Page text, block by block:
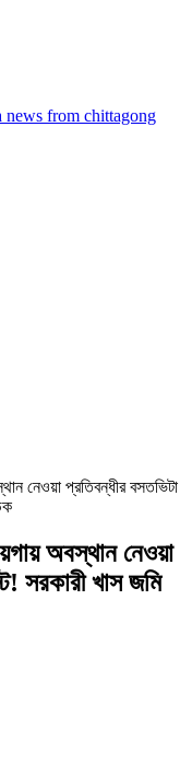
news from chittagong
নেওয়া প্রতিবন্ধীর বসতভিটা
অবস্থান নেওয়া
সরকারী খাস জমি